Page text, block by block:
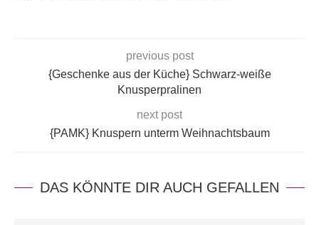
previous post
{Geschenke aus der Küche} Schwarz-weiße
Knusperpralinen
next post
{PAMK} Knuspern unterm Weihnachtsbaum
DAS KÖNNTE DIR AUCH GEFALLEN